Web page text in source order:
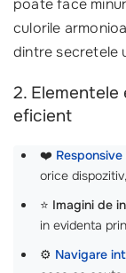
poate face
culorile
dintre secretele
2. Elementele
eficient
❤️
orice
⭐ Imagini de
in evidenta
⚙️ Navigare